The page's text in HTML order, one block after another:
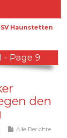
- Page 9
den
Alle Berichte